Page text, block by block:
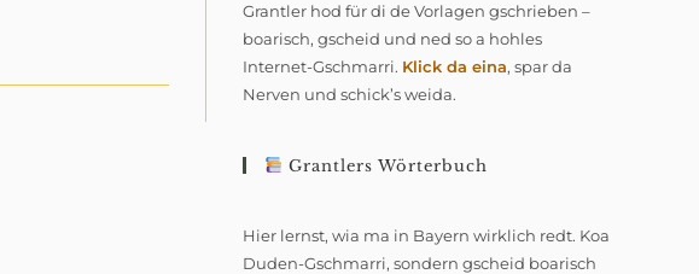
Grantler hod für di de Vorlagen gschrieben –
boarisch, gscheid und ned so a hohles
Internet-Gschmarri. Klick da eina, spar da
Nerven und schick’s weida.
Grantlers Wörterbuch
Hier lernst, wia ma in Bayern wirklich redt. Koa
Duden-Gschmarri, sondern gscheid boarisch